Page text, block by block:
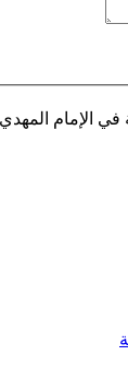
(عجّل الله